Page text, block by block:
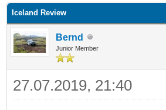
Iceland Review
Bernd
Junior Member
27.07.2019, 21:40